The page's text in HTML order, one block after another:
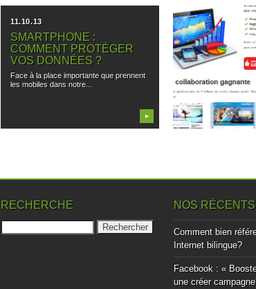
11.10.13
SMARTPHONE :
COMMENT PROTÉGER
VOS DONNÉES ?
Face à la place importante que prennent
les mobiles dans notre...
▶
10.10.13
MIEUX
INTERNET :
LANDING
Arriver en première
c’est bien, encore
RECHERCHE NOS
Comment bien
Internet bilingue?
Facebook : «
une créer